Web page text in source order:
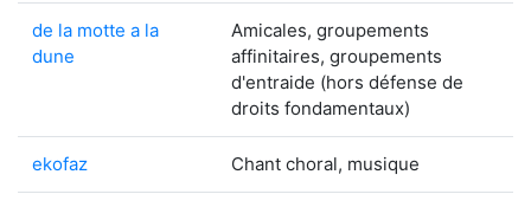
de la motte a la
dune
Amicales, groupements
affinitaires, groupements
d'entraide (hors défense de
droits fondamentaux)
ekofaz Chant choral, musique